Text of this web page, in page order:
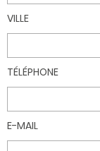
VILLE
TÉLÉPHONE
E-MAIL